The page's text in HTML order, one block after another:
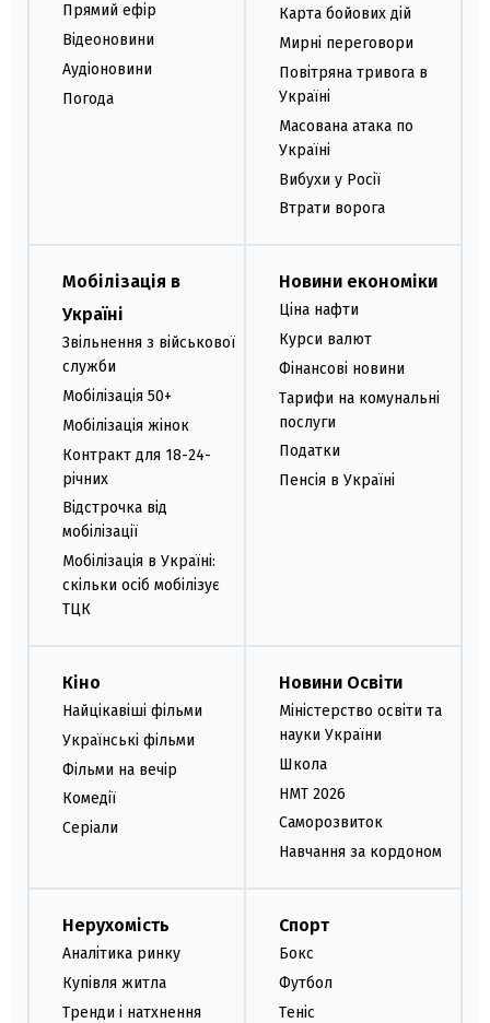
Прямий ефір
Відеоновини
Аудіоновини
Погода
Карта бойових дій
Мирні переговори
Повітряна тривога в
Україні
Масована атака по
Україні
Вибухи у Росії
Втрати ворога
Мобілізація в
Україні
Звільнення з військової
служби
Мобілізація 50+
Мобілізація жінок
Контракт для 18-24-
річних
Відстрочка від
мобілізації
Мобілізація в Україні:
скільки осіб мобілізує
ТЦК
Новини економіки
Ціна нафти
Курси валют
Фінансові новини
Тарифи на комунальні
послуги
Податки
Пенсія в Україні
Кіно
Найцікавіші фільми
Українські фільми
Фільми на вечір
Комедії
Серіали
Новини Освіти
Міністерство освіти та
науки України
Школа
НМТ 2026
Саморозвиток
Навчання за кордоном
Нерухомість
Аналітика ринку
Купівля житла
Тренди і натхнення
Спорт
Бокс
Футбол
Теніс